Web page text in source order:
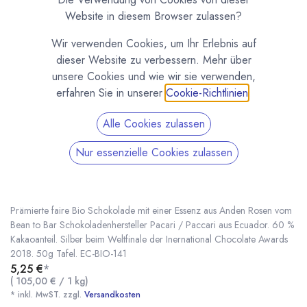
Bio Schokolade Paccari mit Anden Rose, 60%
Prämierte faire Bio Schokolade mit einer Essenz aus Anden Rosen vom
Bean to Bar Schokoladenhersteller Pacari / Paccari aus Ecuador. 60 %
Kakaoanteil. Silber beim Weltfinale der Inernational Chocolate Awards
2018. 50g Tafel. EC-BIO-141
5,25 €*
( 105,00 € / 1 kg)
* inkl. MwST. zzgl. Versandkosten
Website in diesem Browser zulassen?
Wir verwenden Cookies, um Ihr Erlebnis auf
dieser Website zu verbessern. Mehr über
unsere Cookies und wie wir sie verwenden,
erfahren Sie in unserer Cookie-Richtlinien
Alle Cookies zulassen
Nur essenzielle Cookies zulassen